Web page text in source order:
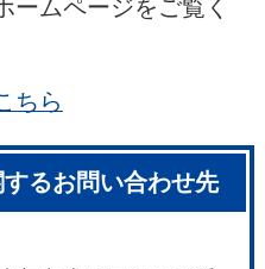
ームページをご覧く
ちら
るお問い合わせ先